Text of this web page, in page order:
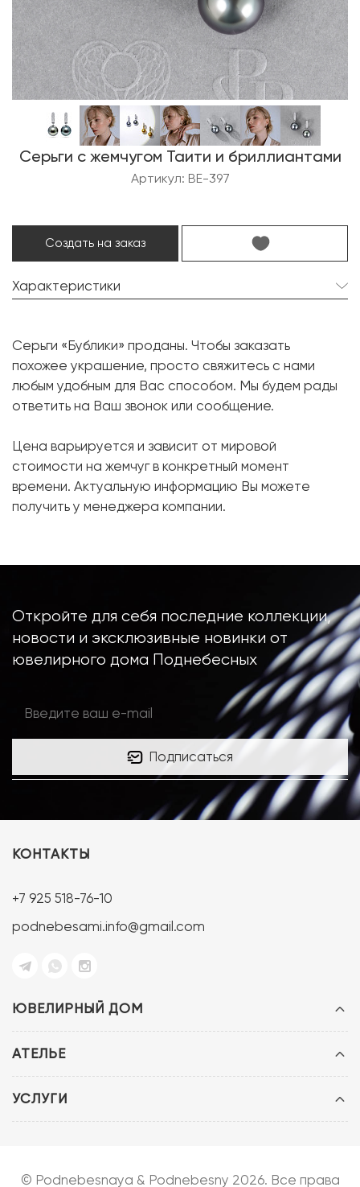
Серьги с жемчугом Таити и бриллиантами
Артикул: BE-397
Создать на заказ
Характеристики
Форма:
Бриллиант:
94 шт. 0.37 карат.
Форма огранки:
Металл:
Белое золото, 750 проба
Вес грамм:
Серьги «Бублики» проданы. Чтобы заказать
похожее украшение, просто свяжитесь с нами
любым удобным для Вас способом. Мы будем рады
ответить на Ваш звонок или сообщение.
Цена варьируется и зависит от мировой
стоимости на жемчуг в конкретный момент
времени. Актуальную информацию Вы можете
получить у менеджера компании.
Откройте для себя последние коллекции,
новости и эксклюзивные новинки от
ювелирного дома Поднебесных
Подписаться
ЮВЕЛИРНЫЙ ДОМ
АТЕЛЬЕ
УСЛУГИ
КОНТАКТЫ
+7 925 518-76-10
podnebesami.info@gmail.com
© Podnebesnaya & Podnebesny 2026. Все права